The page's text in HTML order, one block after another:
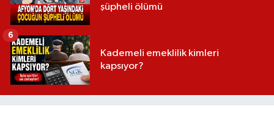
şüpheli ölümü
Kademeli emeklilik kimleri
kapsıyor?
6